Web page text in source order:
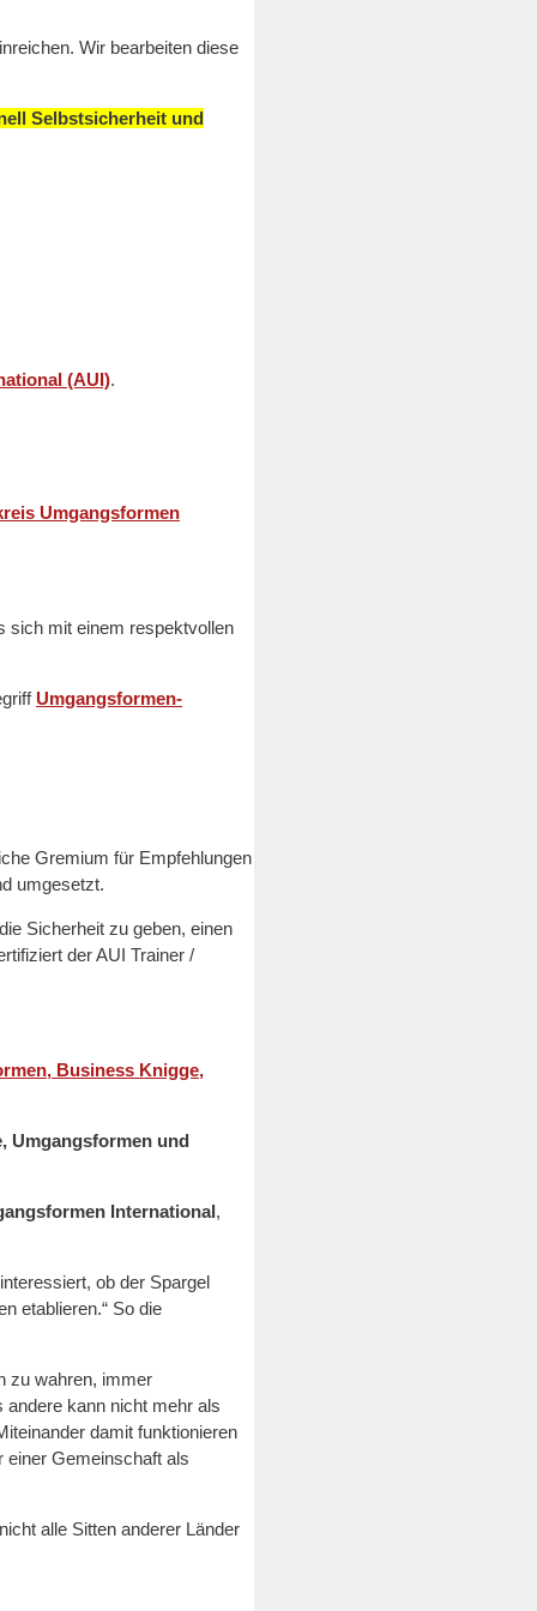
Wir bearbeiten diese
Selbstsicherheit und
(AUI).
Umgangsformen
sich mit einem respektvollen
Umgangsformen-
Gremium für Empfehlungen
umgesetzt.
Sicherheit zu geben, einen
der AUI Trainer /
Business Knigge,
Umgangsformen und
International,
ob der Spargel
etablieren.“ So die
zu wahren, immer
andere kann nicht mehr als
damit funktionieren
einer Gemeinschaft als
alle Sitten anderer Länder